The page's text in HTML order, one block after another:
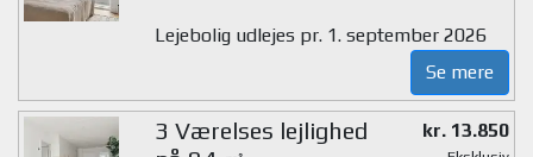
Lejebolig udlejes pr. 1. september 2026
Se mere
3 Værelses lejlighed
kr. 13.850